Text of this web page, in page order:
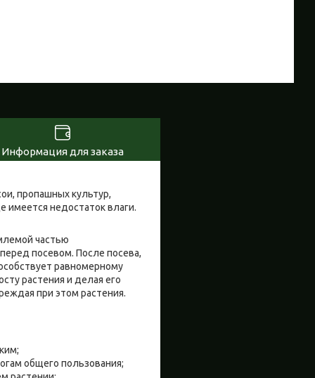
Информация для заказа
пропашных культур,
имеется недостаток влаги.
частью
посевом. После посева,
равномерному
растения и делая его
при этом растения.
общего пользования;